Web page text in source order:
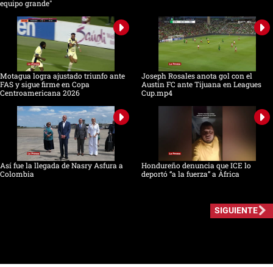
equipo grande"
Motagua logra ajustado triunfo ante
FAS y sigue firme en Copa
Centroamericana 2026
Joseph Rosales anota gol con el
Austin FC ante Tijuana en Leagues
Cup.mp4
Así fue la llegada de Nasry Asfura a
Colombia
Hondureño denuncia que ICE lo
deportó “a la fuerza” a África
SIGUIENTE